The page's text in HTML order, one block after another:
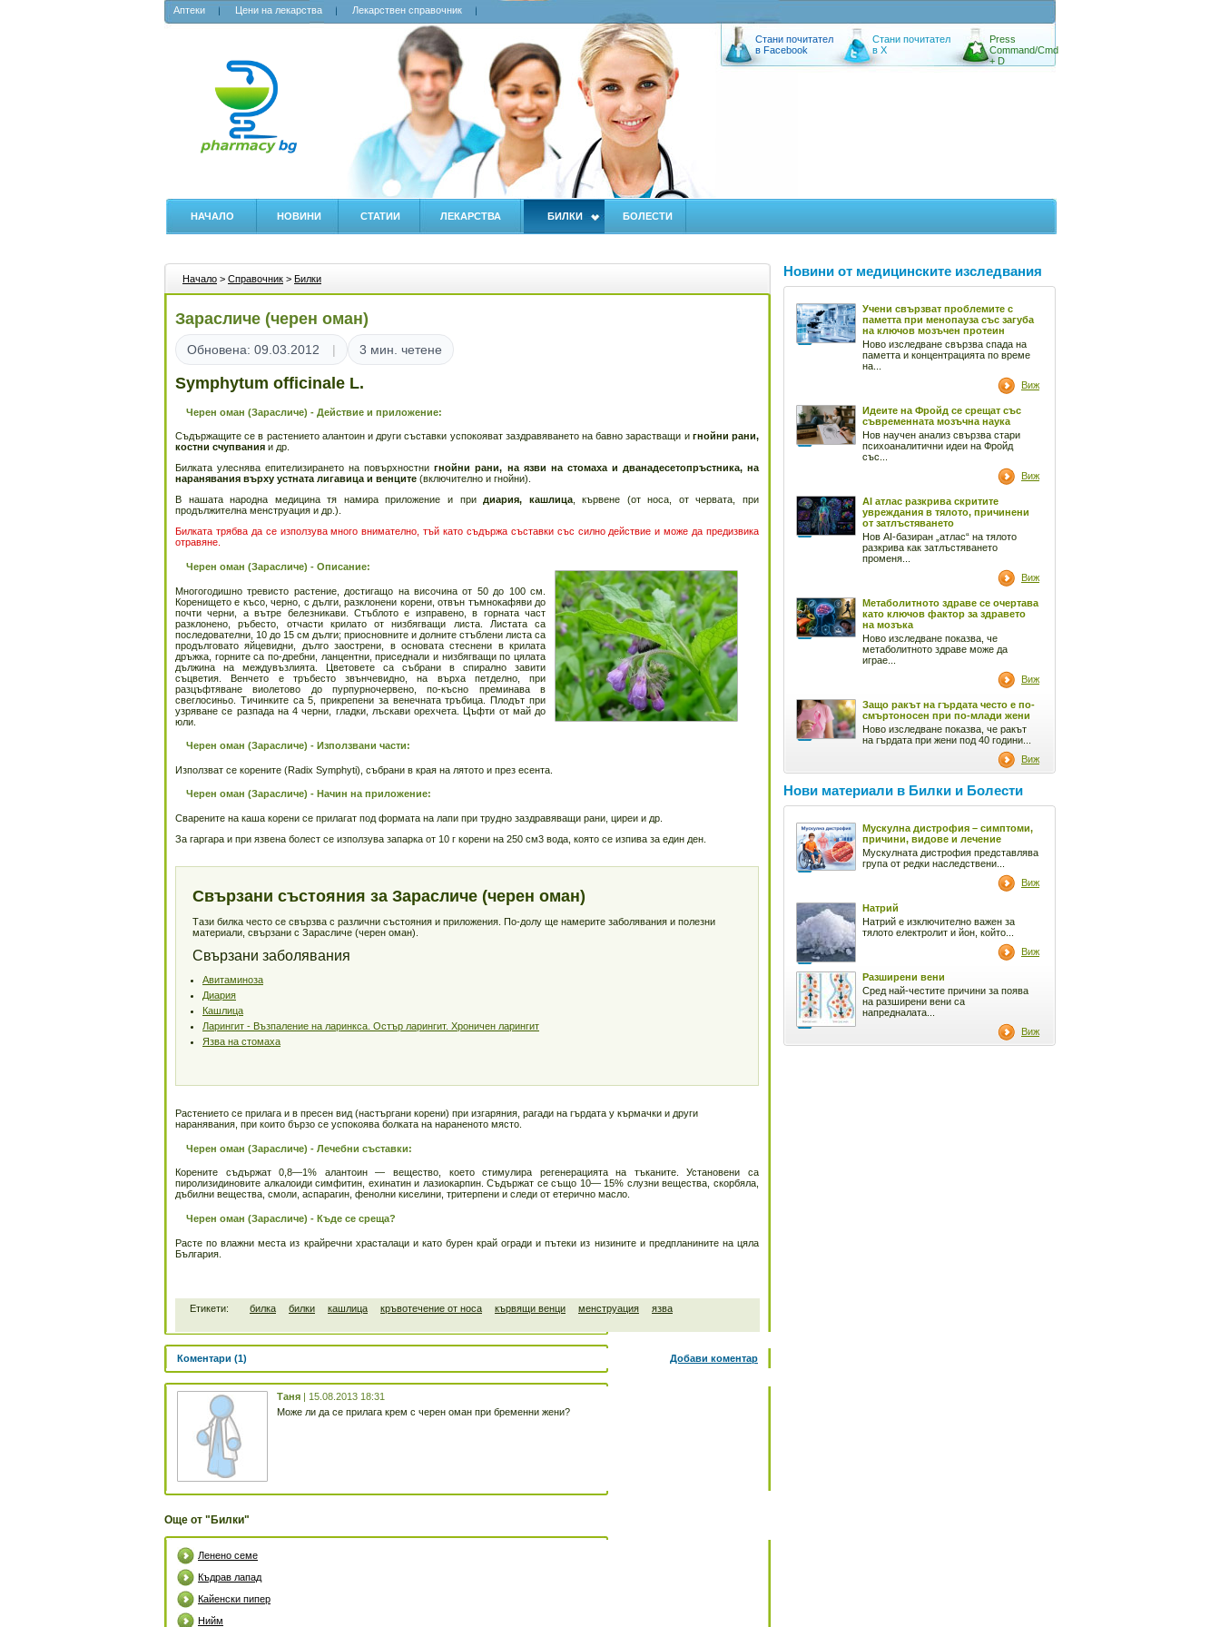
Аптеки Цени на лекарства Лекарствен справочник
Стани почитател
в Facebook
Стани почитател
в X
Press
Command/Cmd
+ D
НАЧАЛО НОВИНИ СТАТИИ ЛЕКАРСТВА БИЛКИ БОЛЕСТИ
Начало > Справочник > Билки
Зарасличе (черен оман)
Обновена: 09.03.2012 3 мин. четене
Symphytum officinale L.
Черен оман (Зарасличе) - Действие и приложение:
Съдържащите се в растението алантоин и други съставки успокояват заздравяването на бавно зарастващи и гнойни рани,
костни счупвания и др.
Билката улеснява епителизирането на повърхностнигнойни рани, на язви на стомаха и дванадесетопръстника, на
наранявания върху устната лигавица и венците (включително и гнойни).
В нашата народна медицина тя намира приложение и при диария, кашлица, кървене (от носа, от червата, при
продължителна менструация и др.).
Билката трябва да се използува много внимателно, тъй като съдържа съставки със силно действие и може да предизвика
отравяне.
Черен оман (Зарасличе) - Описание:
Многогодишно тревисто растение, достигащо на височина от 50 до 100 см.
Коренището е късо, черно, с дълги, разклонени корени, отвън тъмнокафяви до
почти черни, а вътре белезникави. Стъблото е изправено, в горната част
разклонено, ръбесто, отчасти крилато от низбягващи листа. Листата са
последователни, 10 до 15 см дълги; приосновните и долните стъблени листа са
продълговато яйцевидни, дълго заострени, в основата стеснени в крилата
дръжка, горните са по-дребни, ланцентни, приседнали и низбягващи по цялата
дължина на междувъзлията. Цветовете са събрани в спирално завити
съцветия. Венчето е тръбесто звънчевидно, на върха петделно, при
разцъфтяване виолетово до пурпурночервено, по-късно преминава в
свеглосиньо. Тичинките са 5, прикрепени за венечната тръбица. Плодът при
узряване се разпада на 4 черни, гладки, лъскави орехчета. Цъфти от май до
юли.
Черен оман (Зарасличе) - Използвани части:
Използват се корените (Radix Symphyti), събрани в края на лятото и през есента.
Черен оман (Зарасличе) - Начин на приложение:
Сварените на каша корени се прилагат под формата на лапи при трудно заздравяващи рани, циреи и др.
За гаргара и при язвена болест се използува запарка от 10 г корени на 250 см3 вода, която се изпива за един ден.
Свързани състояния за Зарасличе (черен оман)
Тази билка често се свързва с различни състояния и приложения. По-долу ще намерите заболявания и полезни
материали, свързани с Зарасличе (черен оман).
Свързани заболявания
Авитаминоза
Диария
Кашлица
Ларингит - Възпаление на ларинкса. Остър ларингит. Хроничен ларингит
Язва на стомаха
Растението се прилага и в пресен вид (настъргани корени) при изгаряния, рагади на гърдата у кърмачки и други
наранявания, при които бързо се успокоява болката на нараненото място.
Черен оман (Зарасличе) - Лечебни съставки:
Корените съдържат 0,8—1% алантоин — вещество, което стимулира регенерацията на тъканите. Установени са
пиролизидиновите алкалоиди симфитин, ехинатин и лазиокарпин. Съдържат се също 10— 15% слузни вещества, скорбяла,
дъбилни вещества, смоли, аспарагин, фенолни киселини, тритерпени и следи от етерично масло.
Черен оман (Зарасличе) - Къде се среща?
Расте по влажни места из крайречни храсталаци и като бурен край огради и пътеки из низините и предпланините на цяла
България.
Етикети: билка билки кашлица кръвотечение от носа кървящи венци менструация язва
Коментари (1) Добави коментар
Таня | 15.08.2013 18:31
Може ли да се прилага крем с черен оман при бременни жени?
Още от "Билки"
Ленено семе
Къдрав лапад
Кайенски пипер
Нийм
Новини от медицинските изследвания
Учени свързват проблемите с
паметта при менопауза със загуба
на ключов мозъчен протеин
Ново изследване свързва спада на
паметта и концентрацията по време
на...
Виж
Идеите на Фройд се срещат със
съвременната мозъчна наука
Нов научен анализ свързва стари
психоаналитични идеи на Фройд
със...
Виж
AI атлас разкрива скритите
увреждания в тялото, причинени
от затлъстяването
Нов AI-базиран „атлас“ на тялото
разкрива как затлъстяването
променя...
Виж
Метаболитното здраве се очертава
като ключов фактор за здравето
на мозъка
Ново изследване показва, че
метаболитното здраве може да
играе...
Виж
Защо ракът на гърдата често е по-
смъртоносен при по-млади жени
Ново изследване показва, че ракът
на гърдата при жени под 40 години...
Виж
Нови материали в Билки и Болести
Мускулна дистрофия – симптоми,
причини, видове и лечение
Мускулната дистрофия представлява
група от редки наследствени...
Виж
Натрий
Натрий е изключително важен за
тялото електролит и йон, който...
Виж
Разширени вени
Сред най-честите причини за поява
на разширени вени са
напредналата...
Виж